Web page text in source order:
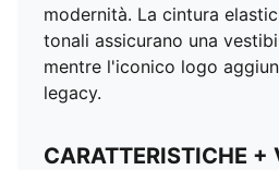
modernità. La cintura
tonali assicurano una
mentre l'iconico logo
legacy.
CARATTERISTICHE +